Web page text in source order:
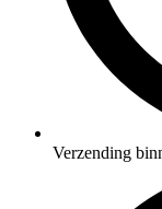
Verzending